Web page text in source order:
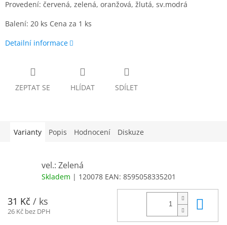
Provedení: červená, zelená, oranžová, žlutá, sv.modrá
Balení: 20 ks Cena za 1 ks
Detailní informace
ZEPTAT SE HLÍDAT SDÍLET
Varianty Popis Hodnocení Diskuze
vel.: Zelená
Skladem | 120078 EAN: 8595058335201
31 Kč / ks
26 Kč bez DPH